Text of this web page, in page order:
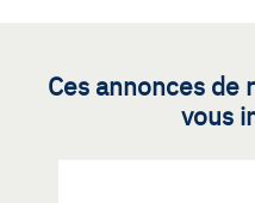
Ces annonces de
vous